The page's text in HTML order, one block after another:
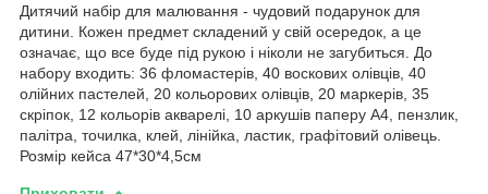
Дитячий набір для малювання - чудовий подарунок для
дитини. Кожен предмет складений у свій осередок, а це
означає, що все буде під рукою і ніколи не загубиться. До
набору входить: 36 фломастерів, 40 воскових олівців, 40
олійних пастелей, 20 кольорових олівців, 20 маркерів, 35
скріпок, 12 кольорів акварелі, 10 аркушів паперу А4, пензлик,
палітра, точилка, клей, лінійка, ластик, графітовий олівець.
Розмір кейса 47*30*4,5см